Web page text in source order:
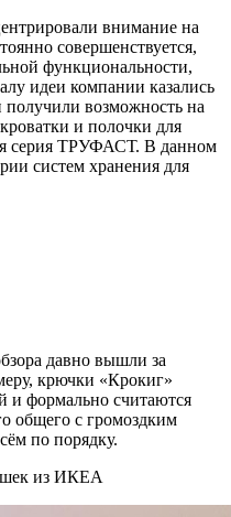
внимание на
совершенствуется,
функциональности,
идеи компании казались
возможность на
и полочки для
серия ТРУФАСТ. В данном
систем хранения для
давно вышли за
крючки «Крокиг»
и формально считаются
общего с громоздким
по порядку.
из ИКЕА